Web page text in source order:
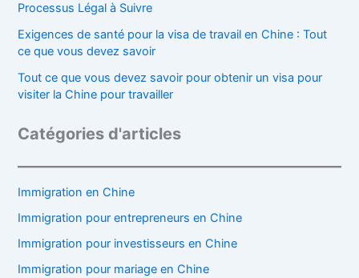
Processus Légal à Suivre
Exigences de santé pour la visa de travail en Chine : Tout
ce que vous devez savoir
Tout ce que vous devez savoir pour obtenir un visa pour
visiter la Chine pour travailler
Catégories d'articles
Immigration en Chine
Immigration pour entrepreneurs en Chine
Immigration pour investisseurs en Chine
Immigration pour mariage en Chine